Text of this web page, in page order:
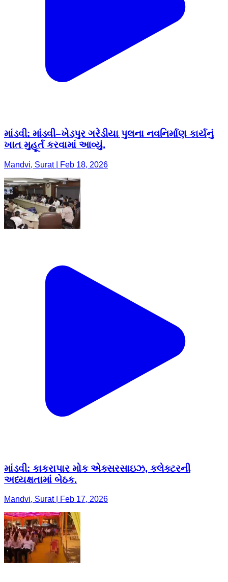
માંડવી: માંડવી–ખેડપુર ગરેડીયા પુલના નવનિર્માણ કાર્યનું
ખાત મુહૂર્ત કરવામાં આવ્યું.
Mandvi, Surat | Feb 18, 2026
માંડવી: કાકરાપાર મોક એક્સરસાઇઝ, કલેક્ટરની
અધ્યક્ષતામાં બેઠક.
Mandvi, Surat | Feb 17, 2026